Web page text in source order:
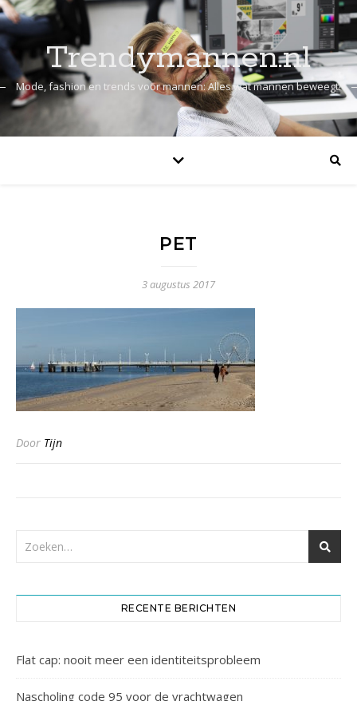
Trendymannen.nl
Mode, fashion en trends voor mannen: Alles wat mannen beweegt!
PET
3 augustus 2017
Door Tijn
RECENTE BERICHTEN
Flat cap: nooit meer een identiteitsprobleem
Nascholing code 95 voor de vrachtwagen